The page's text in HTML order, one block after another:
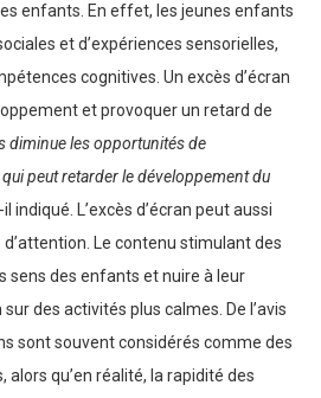
enfants. En effet, les jeunes enfants
et d’expériences sensorielles,
cognitives. Un excès d’écran
et provoquer un retard de
diminue les opportunités de
peut retarder le développement du
indiqué. L’excès d’écran peut aussi
Le contenu stimulant des
sens des enfants et nuire à leur
des activités plus calmes. De l’avis
sont souvent considérés comme des
qu’en réalité, la rapidité des